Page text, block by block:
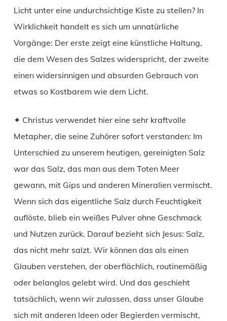
Licht unter eine undurchsichtige Kiste zu stellen? In
Wirklichkeit handelt es sich um unnatürliche
Vorgänge: Der erste zeigt eine künstliche Haltung,
die dem Wesen des Salzes widerspricht, der zweite
einen widersinnigen und absurden Gebrauch von
etwas so Kostbarem wie dem Licht.
✦ Christus verwendet hier eine sehr kraftvolle
Metapher, die seine Zuhörer sofort verstanden: Im
Unterschied zu unserem heutigen, gereinigten Salz
war das Salz, das man aus dem Toten Meer
gewann, mit Gips und anderen Mineralien vermischt.
Wenn sich das eigentliche Salz durch Feuchtigkeit
auflöste, blieb ein weißes Pulver ohne Geschmack
und Nutzen zurück. Darauf bezieht sich Jesus: Salz,
das nicht mehr salzt. Wir können das als einen
Glauben verstehen, der oberflächlich, routinemäßig
oder belanglos gelebt wird. Und das geschieht
tatsächlich, wenn wir zulassen, dass unser Glaube
sich mit anderen Ideen oder Begierden vermischt,